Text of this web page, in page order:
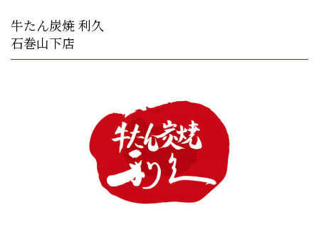
牛たん炭焼 利久
石巻山下店